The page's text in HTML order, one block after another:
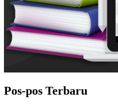
Pos-pos Terbaru